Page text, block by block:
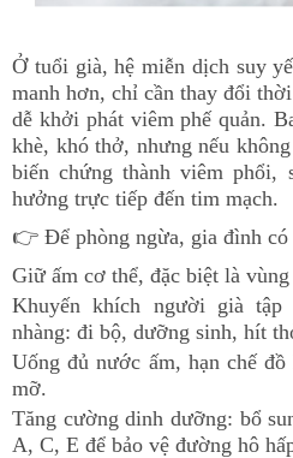
Ở tuổi già, hệ miễn dịch suy
manh hơn, chỉ cần thay đổi
dễ khởi phát viêm phế quản.
khè, khó thở, nhưng nếu
biến chứng thành viêm phổi,
hưởng trực tiếp đến tim mạch.
👉 Để phòng ngừa, gia đình có
Giữ ấm cơ thể, đặc biệt là
Khuyến khích người già
nhàng: đi bộ, dưỡng sinh, hít
Uống đủ nước ấm, hạn chế
mỡ.
Tăng cường dinh dưỡng: bổ
A, C, E để bảo vệ đường hô